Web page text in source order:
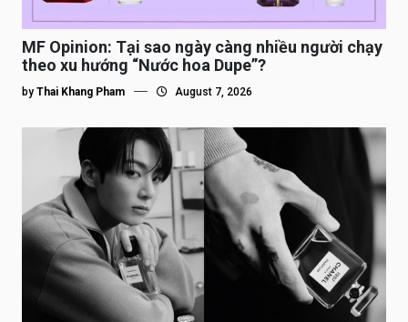
MF Opinion: Tại sao ngày càng nhiều người chạy
theo xu hướng “Nước hoa Dupe”?
by Thai Khang Pham August 7, 2026